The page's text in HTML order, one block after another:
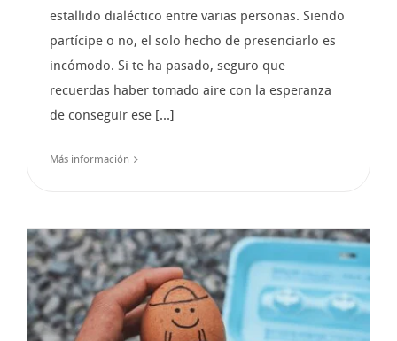
estallido dialéctico entre varias personas. Siendo
partícipe o no, el solo hecho de presenciarlo es
incómodo. Si te ha pasado, seguro que
recuerdas haber tomado aire con la esperanza
de conseguir ese [...]
Más información